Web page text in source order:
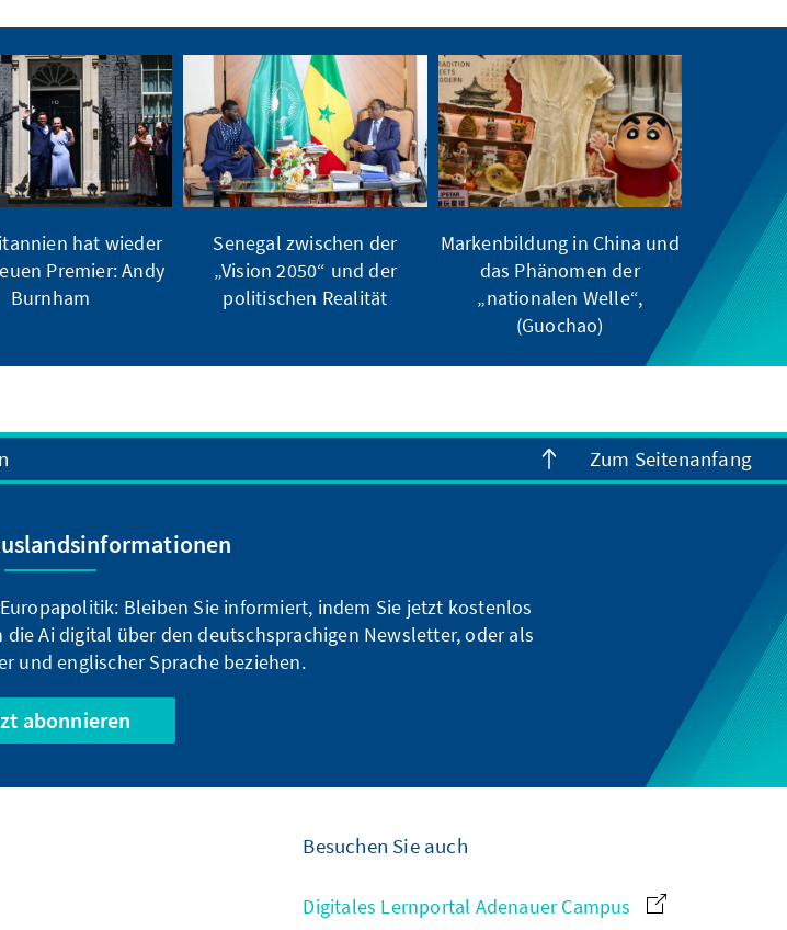
hat wieder
Premier: Andy
Burnham
Senegal zwischen der
„Vision 2050“ und der
politischen Realität
Markenbildung in China und
das Phänomen der
„nationalen Welle“,
(Guochao)
Zum Seitenanfang
Bleiben Sie informiert, indem Sie jetzt kostenlos
Ai digital über den deutschsprachigen Newsletter, oder als
und englischer Sprache beziehen.
abonnieren
Besuchen Sie auch
Digitales Lernportal Adenauer Campus